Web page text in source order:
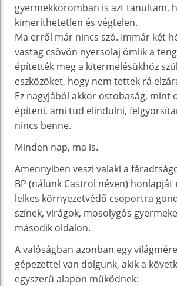
gyermekkoromban is azt tanultam,
kimeríthetetlen és végtelen.
Ma erről már nincs szó. Immár két
vastag csövön nyersolaj ömlik a
építették meg a kitermelésükhöz
eszközöket, hogy nem tettek rá
Ez nagyjából akkor ostobaság, mint
építeni, ami tud elindulni,
nincs benne.
Minden nap, ma is.
Amennyiben veszi valaki a
BP (nálunk Castrol néven) honlapját
lelkes környezetvédő csoportra
színek, virágok, mosolygós
második oldalon.
A valóságban azonban egy
gépezettel van dolgunk, akik a
egyszerű alapon működnek: